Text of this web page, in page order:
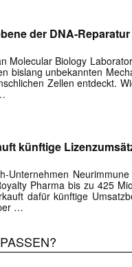
der DNA-
Molecular Biology
bislang unbekannten
Zellen entdeckt.
künftige
Unternehmen
Pharma bis zu 425
dafür künftige
…